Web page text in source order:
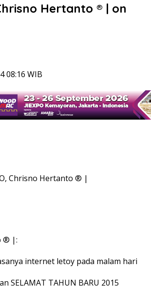
Hertanto ® | on
08:16 WIB
Chrisno Hertanto ® |
® |:
internet letoy pada malam hari
SELAMAT TAHUN BARU 2015